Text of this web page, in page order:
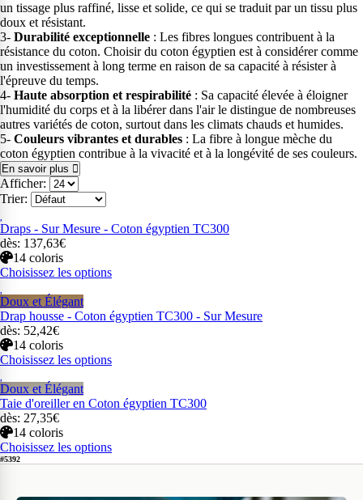
un tissage plus raffiné, lisse et solide, ce qui se traduit par un tissu plus
doux et résistant.
3- Durabilité exceptionnelle : Les fibres longues contribuent à la
résistance du coton. Choisir du coton égyptien est à considérer comme
un investissement à long terme en raison de sa capacité à résister à
l'épreuve du temps.
4- Haute absorption et respirabilité : Sa capacité élevée à éloigner
l'humidité du corps et à la libérer dans l'air le distingue de nombreuses
autres variétés de coton, surtout dans les climats chauds et humides.
5- Couleurs vibrantes et durables : La fibre à longue mèche du
coton égyptien contribue à la vivacité et à la longévité de ses couleurs.
En savoir plus
Afficher:
Trier:
Draps - Sur Mesure - Coton égyptien TC300
dès: 137,63€
14 coloris
Choisissez les options
Doux et Élégant
Drap housse - Coton égyptien TC300 - Sur Mesure
dès: 52,42€
14 coloris
Choisissez les options
Doux et Élégant
Taie d'oreiller en Coton égyptien TC300
dès: 27,35€
14 coloris
Choisissez les options
#5392